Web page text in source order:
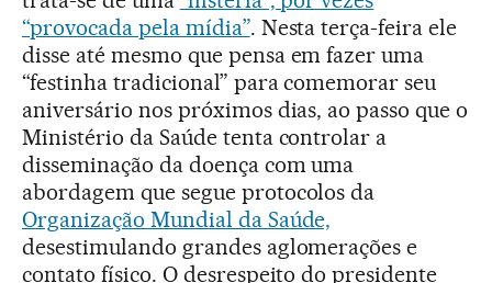
“provocada pela mídia”. Nesta terça-feira ele
disse até mesmo que pensa em fazer uma
“festinha tradicional” para comemorar seu
aniversário nos próximos dias, ao passo que o
Ministério da Saúde tenta controlar a
disseminação da doença com uma
abordagem que segue protocolos da
Organização Mundial da Saúde,
desestimulando grandes aglomerações e
contato físico. O desrespeito do presidente